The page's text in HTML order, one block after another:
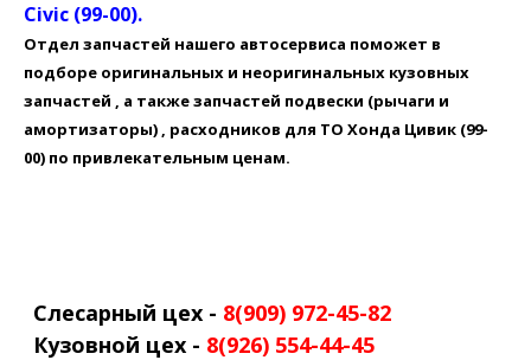
Civic (99-00).
Отдел запчастей нашего автосервиса поможет в
подборе оригинальных и неоригинальных кузовных
запчастей , а также запчастей подвески (рычаги и
амортизаторы) , расходников для ТО Хонда Цивик (99-
00) по привлекательным ценам.
Слесарный цех - 8(909) 972-45-82
Кузовной цех - 8(926) 554-44-45